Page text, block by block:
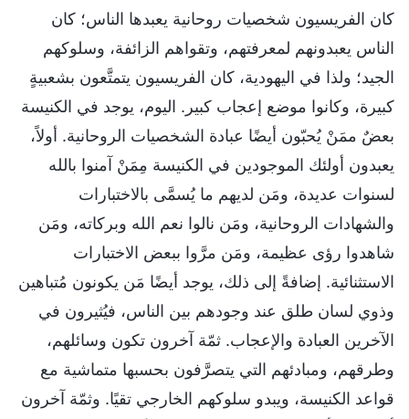
كان الفريسيون شخصيات روحانية يعبدها الناس؛ كان
الناس يعبدونهم لمعرفتهم، وتقواهم الزائفة، وسلوكهم
الجيد؛ ولذا في اليهودية، كان الفريسيون يتمتَّعون بشعبيةٍ
كبيرة، وكانوا موضع إعجاب كبير. اليوم، يوجد في الكنيسة
بعضٌ ممَنْ يُحبّون أيضًا عبادة الشخصيات الروحانية. أولاً،
يعبدون أولئك الموجودين في الكنيسة مِمَنْ آمنوا بالله
لسنوات عديدة، ومَن لديهم ما يُسمَّى بالاختبارات
والشهادات الروحانية، ومَن نالوا نعم الله وبركاته، ومَن
شاهدوا رؤى عظيمة، ومَن مرَّوا ببعض الاختبارات
الاستثنائية. إضافةً إلى ذلك، يوجد أيضًا مَن يكونون مُتباهين
وذوي لسان طلق عند وجودهم بين الناس، فيُثيرون في
الآخرين العبادة والإعجاب. ثمّة آخرون تكون وسائلهم،
وطرقهم، ومبادئهم التي يتصرَّفون بحسبها متماشية مع
قواعد الكنيسة، ويبدو سلوكهم الخارجي تقيًا. وثمّة آخرون